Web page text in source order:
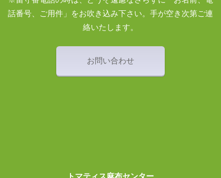
話番号、ご用件」をお吹き込み下さい。手が空き次第ご連
絡いたします。
お問い合わせ
トマティス麻布センター